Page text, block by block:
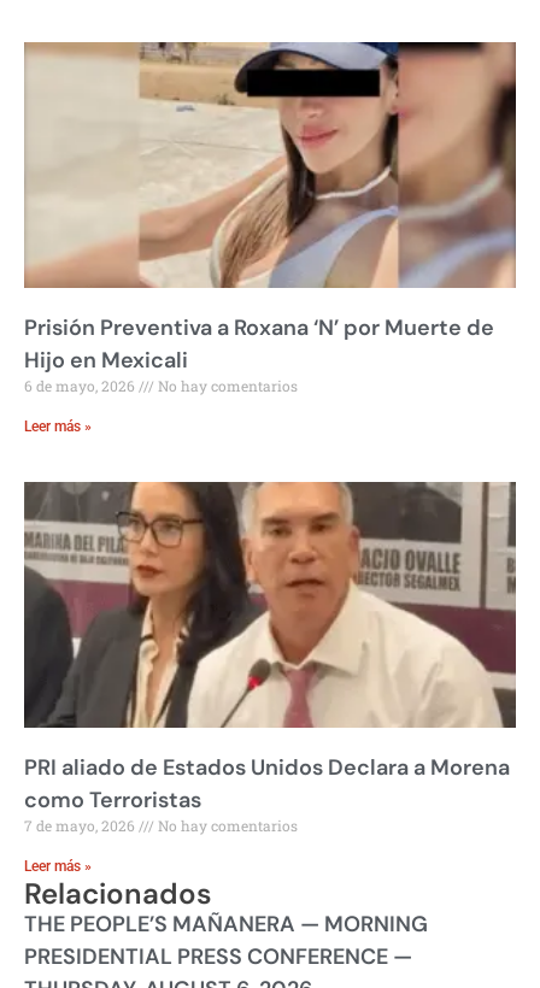
Prisión Preventiva a Roxana ‘N’ por Muerte de
Hijo en Mexicali
6 de mayo, 2026 No hay comentarios
Leer más »
PRI aliado de Estados Unidos Declara a Morena
como Terroristas
7 de mayo, 2026 No hay comentarios
Leer más »
Relacionados
THE PEOPLE’S MAÑANERA — MORNING
PRESIDENTIAL PRESS CONFERENCE —